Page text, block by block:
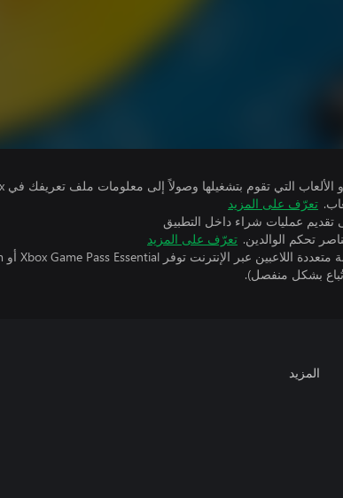
تعرّف على المزيد
تقديم عمليات شراء داخل التطبيق
تحكم الوالدين. تعرّف على المزيد
بشكل منفصل).
المزيد